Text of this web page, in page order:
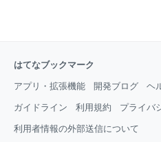
はてなブックマーク
アプリ・拡張機能 開発ブログ ヘ
ガイドライン 利用規約 プライバ
利用者情報の外部送信について